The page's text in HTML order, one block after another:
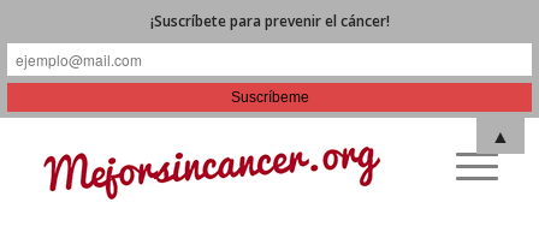
¡Suscríbete para prevenir el cáncer!
▲